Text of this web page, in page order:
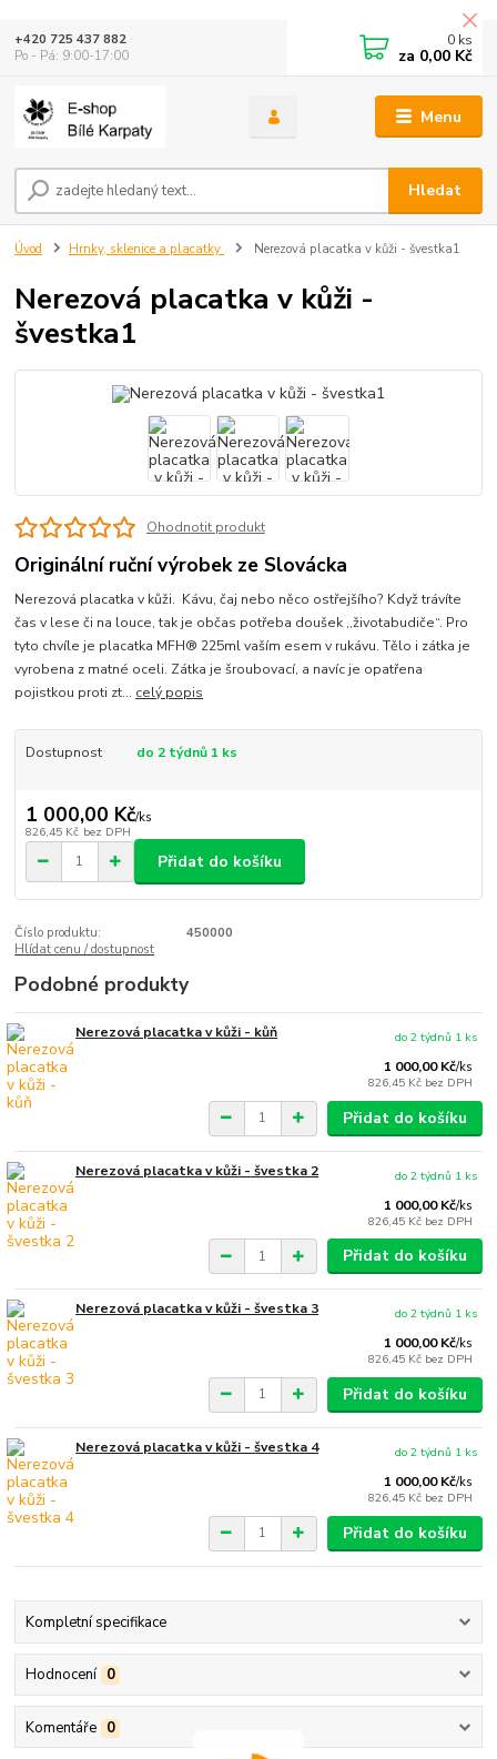
Menu
Hledat
+420 725 437 882
Po - Pá: 9:00-17:00
0 ks
za 0,00 Kč
Úvod Hrnky, sklenice a placatky Nerezová placatka v kůži - švestka1
Nerezová placatka v kůži -
švestka1
Ohodnotit produkt
Originální ruční výrobek ze Slovácka
Nerezová placatka v kůži. Kávu, čaj nebo něco ostřejšího? Když trávíte
čas v lese či na louce, tak je občas potřeba doušek ,,životabudiče“. Pro
tyto chvíle je placatka MFH® 225ml vaším esem v rukávu. Tělo i zátka je
vyrobena z matné oceli. Zátka je šroubovací, a navíc je opatřena
pojistkou proti zt... celý popis
Dostupnost do 2 týdnů 1 ks
1 000,00 Kč/ks
826,45 Kč bez DPH
Přidat do košíku
Číslo produktu:
450000
Hlídat cenu / dostupnost
Podobné produkty
Nerezová placatka v kůži - kůň
1 000,00 Kč/ks
826,45 Kč bez DPH
do 2 týdnů 1 ks
Přidat do košíku
Nerezová placatka v kůži - švestka 2
1 000,00 Kč/ks
826,45 Kč bez DPH
do 2 týdnů 1 ks
Přidat do košíku
Nerezová placatka v kůži - švestka 3
1 000,00 Kč/ks
826,45 Kč bez DPH
do 2 týdnů 1 ks
Přidat do košíku
Nerezová placatka v kůži - švestka 4
1 000,00 Kč/ks
826,45 Kč bez DPH
do 2 týdnů 1 ks
Přidat do košíku
Kompletní specifikace
Hodnocení 0
Komentáře 0